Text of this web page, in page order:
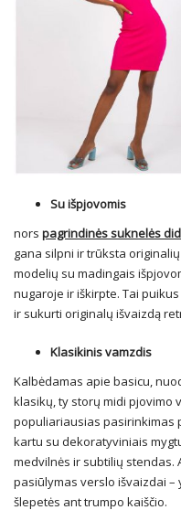
Su išpjovomis
nors pagrindinės suknelės
gana silpni ir trūksta
modelių su madingais
nugaroje ir iškirpte. Tai
ir sukurti originalų išvaizdą
Klasikinis vamzdis
Kalbėdamas apie basicu,
klasikų, ty storų midi pjovimo
populiariausias pasirinkimas
kartu su dekoratyviniais
medvilnės ir subtilių
pasiūlymas verslo išvaizdai
šlepetės ant trumpo kaiščio.